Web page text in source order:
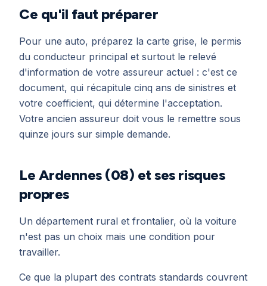
Ce qu'il faut préparer
Pour une auto, préparez la carte grise, le permis
du conducteur principal et surtout le relevé
d'information de votre assureur actuel : c'est ce
document, qui récapitule cinq ans de sinistres et
votre coefficient, qui détermine l'acceptation.
Votre ancien assureur doit vous le remettre sous
quinze jours sur simple demande.
Le Ardennes (08) et ses risques
propres
Un département rural et frontalier, où la voiture
n'est pas un choix mais une condition pour
travailler.
Ce que la plupart des contrats standards couvrent